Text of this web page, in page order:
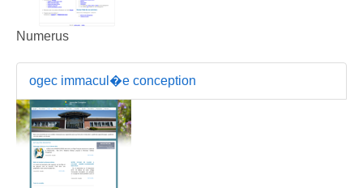
Numerus
ogec immacul�e conception